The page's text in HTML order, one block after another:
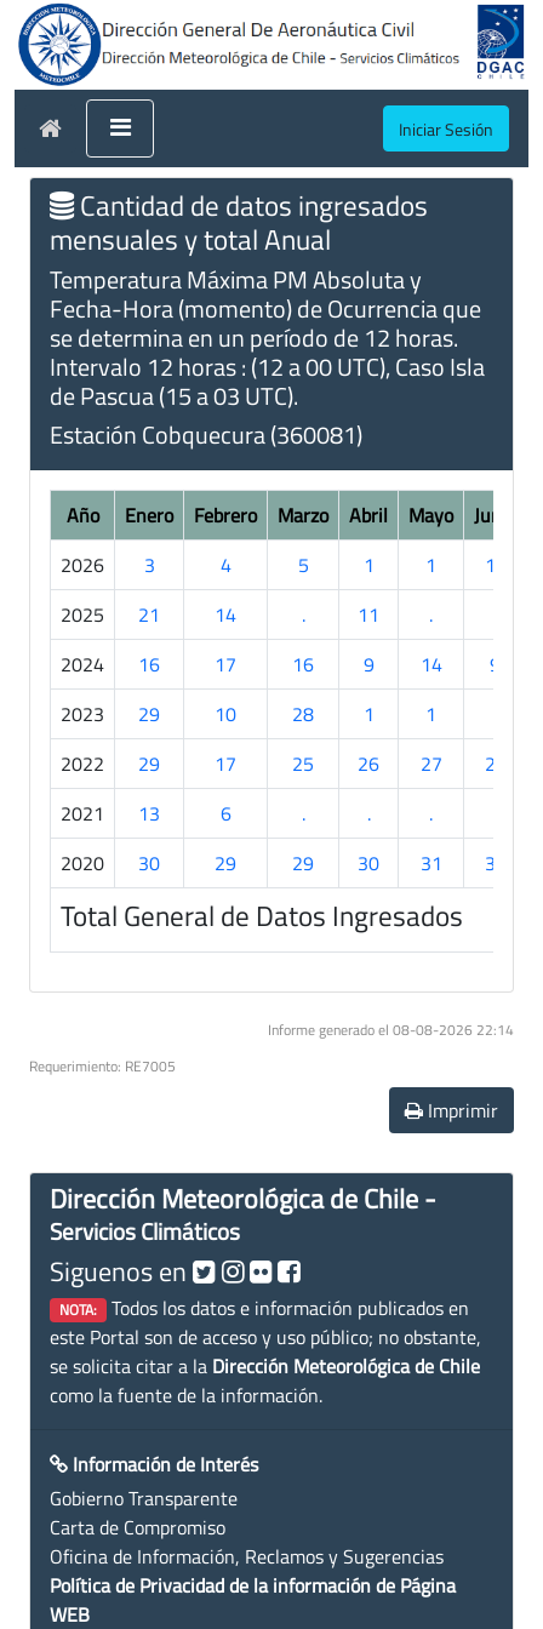
Iniciar Sesión
Cantidad de datos ingresados
mensuales y total Anual
Temperatura Máxima PM Absoluta y
Fecha-Hora (momento) de Ocurrencia que
se determina en un período de 12 horas.
Intervalo 12 horas : (12 a 00 UTC), Caso Isla
de Pascua (15 a 03 UTC).
Estación Cobquecura (360081)
Año Enero Febrero Marzo Abril Mayo Junio
2026
3 4 5 1 1
19
2025
21 14 . 11 .
2024
16 17 16 9 14
9
2023
29 10 28 1 1
2022
29 17 25 26 27
22
2021
13 6 . . .
2020
30 29 29 30 31 30
Total General de Datos Ingresados
Informe generado el 08-08-2026 22:14
Requerimiento: RE7005
Imprimir
Dirección Meteorológica de Chile -
Servicios Climáticos
Siguenos en
NOTA: Todos los datos e información publicados en
este Portal son de acceso y uso público; no obstante,
se solicita citar a la Dirección Meteorológica de Chile
como la fuente de la información.
Información de Interés
Gobierno Transparente
Carta de Compromiso
Oficina de Información, Reclamos y Sugerencias
Política de Privacidad de la información de Página
WEB